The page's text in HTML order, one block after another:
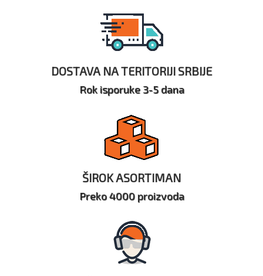
DOSTAVA NA TERITORIJI SRBIJE
Rok isporuke 3-5 dana
ŠIROK ASORTIMAN
Preko 4000 proizvoda